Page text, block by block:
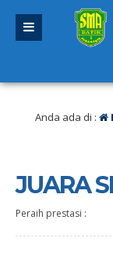
Anda ada di :
JUARA
Peraih prestasi :